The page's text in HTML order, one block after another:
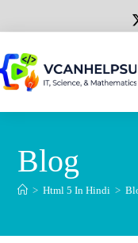
Blog
> Html 5 In Hindi >